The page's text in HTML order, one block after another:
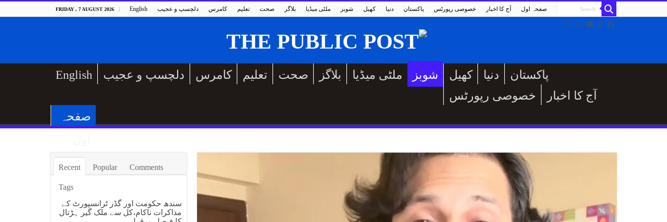
FRIDAY , 7 AUGUST 2026 English دلچسپ و عجیب کامرس تعلیم صحت بلاگز ملٹی میڈیا شوبز کھیل دنیا پاکستان خصوصی رپورٹس آج کا اخبار صفحہ اول
English دلچسپ و عجیب کامرس تعلیم صحت بلاگز ملٹی میڈیا شوبز کھیل دنیا
پاکستان
خصوصی رپورٹس
آج کا اخبار
صفحہ
Recent Popular Comments
Tags
سندھ حکومت اور گڈز ٹرانسپورٹ کے
مذاکرات ناکام،کل سے ملک گیر ہڑتال